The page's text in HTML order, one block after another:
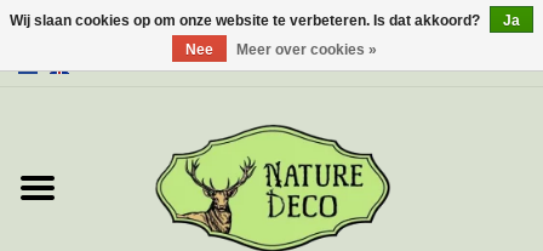
Over ons
Wij slaan cookies op om onze website te verbeteren. Is dat akkoord?
Ja
Nee
Meer over cookies »